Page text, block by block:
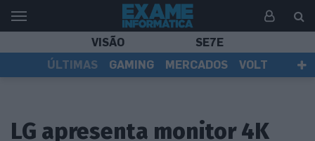
VISÃO
SE7E
ÚLTIMAS
GAMING MERCADOS
VOLT
LG apresenta monitor 4K